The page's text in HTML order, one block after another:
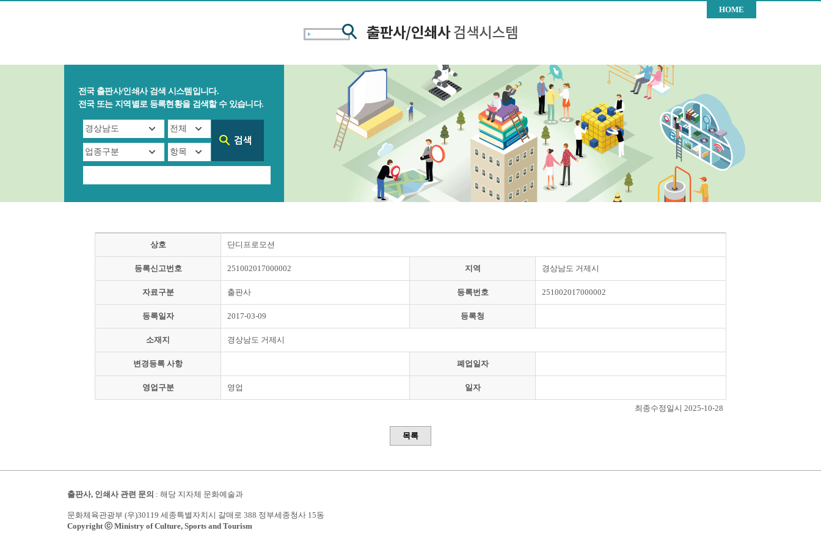
HOME
전국 출판사/인쇄사 검색 시스템입니다.
전국 또는 지역별로 등록현황을 검색할 수 있습니다.
상호 단디프로모션
등록신고번호 251002017000002 지역 경상남도 거제시
자료구분 출판사 등록번호 251002017000002
등록일자 2017-03-09 등록청
소재지 경상남도 거제시
변경등록 사항 폐업일자
영업구분 영업 일자
최종수정일시 2025-10-28
목록
출판사, 인쇄사 관련 문의 : 해당 지자체 문화예술과
문화체육관광부 (우)30119 세종특별자치시 갈매로 388 정부세종청사 15동
Copyright ⓒ Ministry of Culture, Sports and Tourism